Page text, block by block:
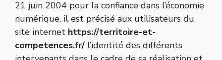
21 juin 2004 pour la confiance dans l’économie
numérique, il est précisé aux utilisateurs du
site internet https://territoire-et-
competences.fr/ l’identité des différents